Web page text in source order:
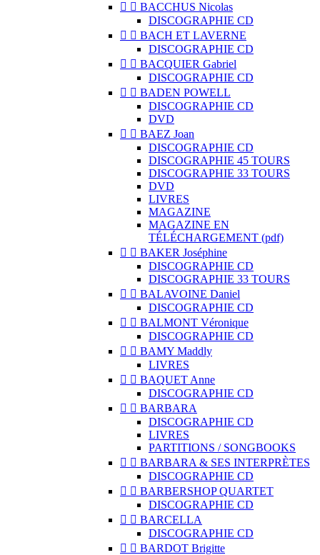
  BACCHUS Nicolas
DISCOGRAPHIE CD
  BACH ET LAVERNE
DISCOGRAPHIE CD
  BACQUIER Gabriel
DISCOGRAPHIE CD
  BADEN POWELL
DISCOGRAPHIE CD
DVD
  BAEZ Joan
DISCOGRAPHIE CD
DISCOGRAPHIE 45 TOURS
DISCOGRAPHIE 33 TOURS
DVD
LIVRES
MAGAZINE
MAGAZINE EN
TÉLÉCHARGEMENT (pdf)
  BAKER Joséphine
DISCOGRAPHIE CD
DISCOGRAPHIE 33 TOURS
  BALAVOINE Daniel
DISCOGRAPHIE CD
  BALMONT Véronique
DISCOGRAPHIE CD
  BAMY Maddly
LIVRES
  BAQUET Anne
DISCOGRAPHIE CD
  BARBARA
DISCOGRAPHIE CD
LIVRES
PARTITIONS / SONGBOOKS
  BARBARA & SES INTERPRÈTES
DISCOGRAPHIE CD
  BARBERSHOP QUARTET
DISCOGRAPHIE CD
  BARCELLA
DISCOGRAPHIE CD
  BARDOT Brigitte